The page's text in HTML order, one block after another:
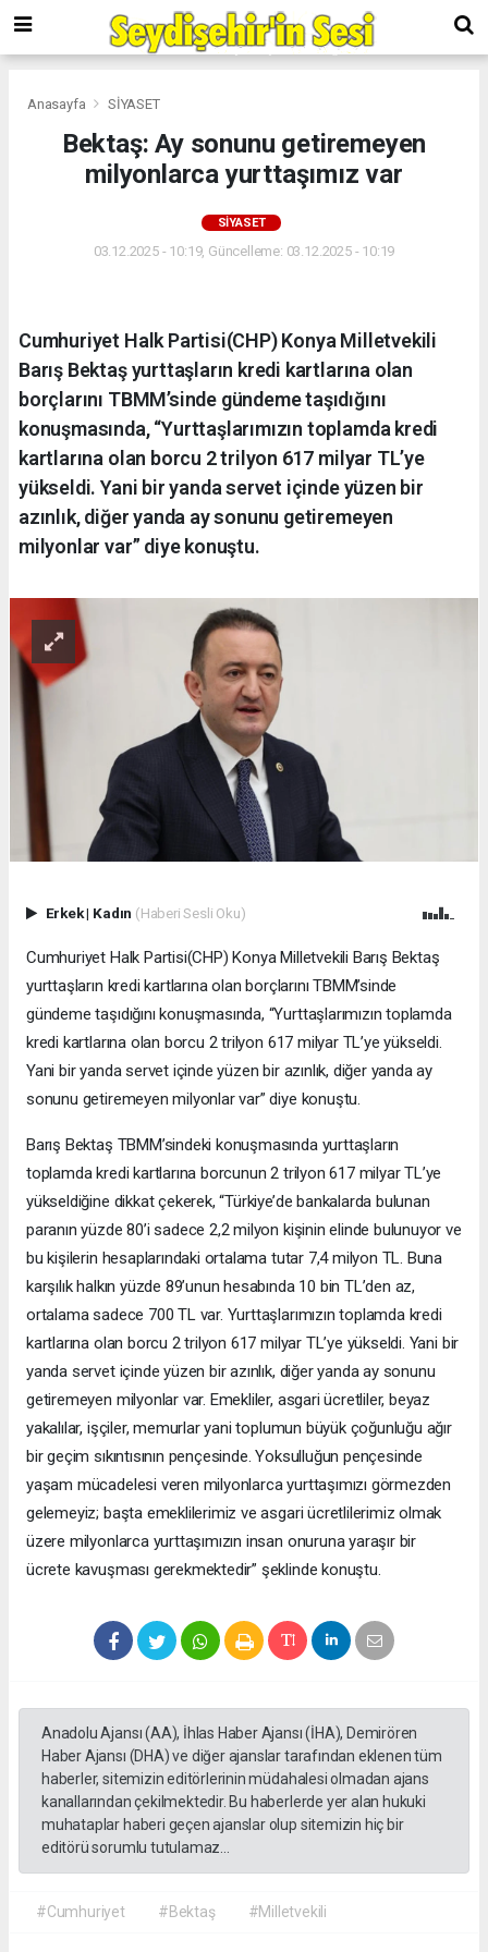
Anasayfa SİYASET
Bektaş: Ay sonunu getiremeyen
milyonlarca yurttaşımız var
SİYASET
03.12.2025 - 10:19, Güncelleme: 03.12.2025 - 10:19
Cumhuriyet Halk Partisi(CHP) Konya Milletvekili
Barış Bektaş yurttaşların kredi kartlarına olan
borçlarını TBMM’sinde gündeme taşıdığını
konuşmasında, “Yurttaşlarımızın toplamda kredi
kartlarına olan borcu 2 trilyon 617 milyar TL’ye
yükseldi. Yani bir yanda servet içinde yüzen bir
azınlık, diğer yanda ay sonunu getiremeyen
milyonlar var” diye konuştu.
Erkek| Kadın (Haberi Sesli Oku)
Cumhuriyet Halk Partisi(CHP) Konya Milletvekili Barış Bektaş
yurttaşların kredi kartlarına olan borçlarını TBMM’sinde
gündeme taşıdığını konuşmasında, “Yurttaşlarımızın toplamda
kredi kartlarına olan borcu 2 trilyon 617 milyar TL’ye yükseldi.
Yani bir yanda servet içinde yüzen bir azınlık, diğer yanda ay
sonunu getiremeyen milyonlar var” diye konuştu.
Barış Bektaş TBMM’sindeki konuşmasında yurttaşların
toplamda kredi kartlarına borcunun 2 trilyon 617 milyar TL’ye
yükseldiğine dikkat çekerek, “Türkiye’de bankalarda bulunan
paranın yüzde 80’i sadece 2,2 milyon kişinin elinde bulunuyor ve
bu kişilerin hesaplarındaki ortalama tutar 7,4 milyon TL. Buna
karşılık halkın yüzde 89’unun hesabında 10 bin TL’den az,
ortalama sadece 700 TL var. Yurttaşlarımızın toplamda kredi
kartlarına olan borcu 2 trilyon 617 milyar TL’ye yükseldi. Yani bir
yanda servet içinde yüzen bir azınlık, diğer yanda ay sonunu
getiremeyen milyonlar var. Emekliler, asgari ücretliler, beyaz
yakalılar, işçiler, memurlar yani toplumun büyük çoğunluğu ağır
bir geçim sıkıntısının pençesinde. Yoksulluğun pençesinde
yaşam mücadelesi veren milyonlarca yurttaşımızı görmezden
gelemeyiz; başta emeklilerimiz ve asgari ücretlilerimiz olmak
üzere milyonlarca yurttaşımızın insan onuruna yaraşır bir
ücrete kavuşması gerekmektedir” şeklinde konuştu.
Anadolu Ajansı (AA), İhlas Haber Ajansı (İHA), Demirören
Haber Ajansı (DHA) ve diğer ajanslar tarafından eklenen tüm
haberler, sitemizin editörlerinin müdahalesi olmadan ajans
kanallarından çekilmektedir. Bu haberlerde yer alan hukuki
muhataplar haberi geçen ajanslar olup sitemizin hiç bir
editörü sorumlu tutulamaz...
#Cumhuriyet #Bektaş #Milletvekili